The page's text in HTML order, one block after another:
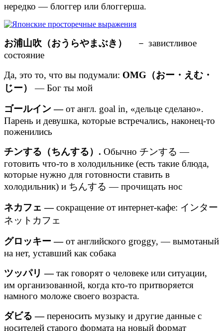
нередко — блоггер или блоггерша.
お浦山吹（おうらやまぶき）
－ завистливое
состояние
Да, это то, что вы подумали: OMG（おー・えむ・
じー）
— Бог ты мой
ゴールイン —от англ. goal in, «дельце сделано».
Парень и девушка, которые встречались, наконец-то
поженились
チンする（ちんする）. Обычно チンする —
готовить что-то в холодильнике (есть такие блюда,
которые нужно для готовности ставить в
холодильник) и ちんする — прочищать нос
ネカフェ —сокращение от интернет-кафе: インター
ネットカフェ
グロッキー —от английского groggy, — вымотаный
на нет, уставший как собака
ツッパリ —так говорят о человеке или ситуации,
им организованной, когда кто-то притворяется
намного моложе своего возраста.
ダビる —переносить музыку и другие данные с
носителей старого формата на новый формат